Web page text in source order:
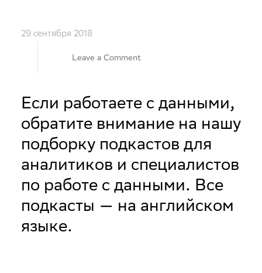
29 сентября 2018
Leave a Commenton
подкастов
о
нейросетях
Если работаете с данными,
обратите внимание на нашу
подборку подкастов для
аналитиков и специалистов
по работе с данными. Все
подкасты — на английском
языке.